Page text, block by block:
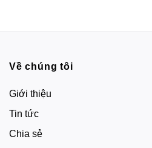
Về chúng tôi
Giới thiệu
Tin tức
Chia sẻ